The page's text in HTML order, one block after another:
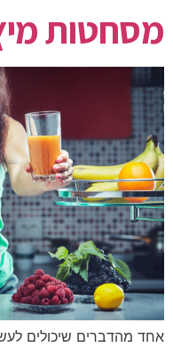
מסחטות
אחד מהדברים שיכולים